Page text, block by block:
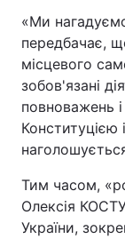
Тема
«Ми
передбачає,
місцевого
зобов'язані
повноважень
Конституцією
Тим часом,
Олексія
України,